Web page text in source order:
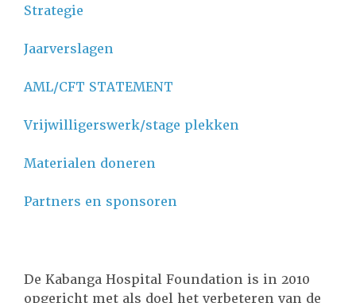
Strategie
Jaarverslagen
AML/CFT STATEMENT
Vrijwilligerswerk/stage plekken
Materialen doneren
Partners en sponsoren
De Kabanga Hospital Foundation is in 2010
opgericht met als doel het verbeteren van de